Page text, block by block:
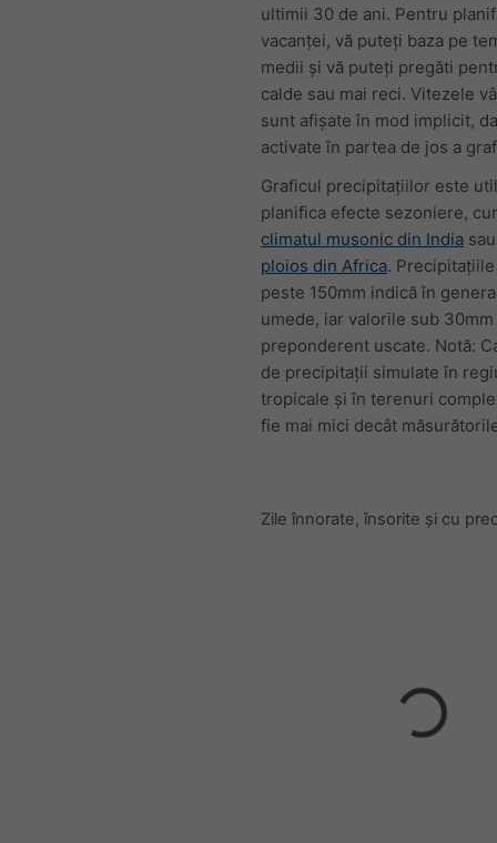
ultimii 30 de ani. Pentru
vacanței, vă puteți baza pe
medii și vă puteți pregăti
calde sau mai reci. Vitezele
sunt afișate în mod implicit,
activate în partea de jos a
Graficul precipitațiilor este
planifica efecte sezoniere,
climatul musonic din India
ploios din Africa.
peste 150mm indică în
umede, iar valorile sub
preponderent uscate. Notă:
de precipitații simulate în
tropicale și în terenuri
fie mai mici decât
Zile înnorate, însorite și cu